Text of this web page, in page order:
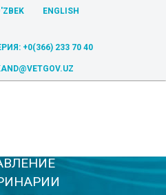
ENGLISH
+0(366) 233 70 40